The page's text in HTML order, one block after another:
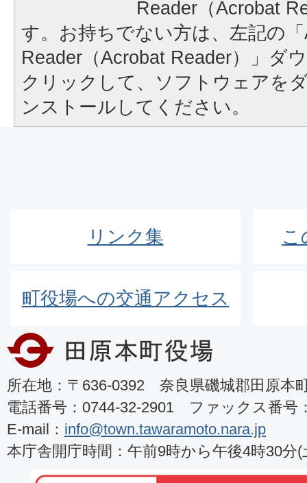
Reader（Acrobat
す。お持ちでない方は、左記の
Reader（Acrobat Reader）」ダ
クリックして、ソフトウェアを
ンストールしてください。
リンク集 こ
町役場への交通アクセス
所在地：〒636-0392 奈良県磯城郡田原本
電話番号：0744-32-2901 ファックス番号
E-mail： info@town.tawaramoto.nara.jp
本庁舎開庁時間：午前9時から午後4時30分